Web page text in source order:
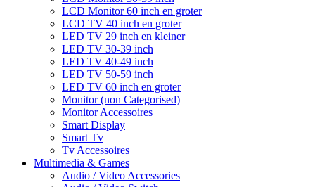
LCD Monitor 60 inch en groter
LCD TV 40 inch en groter
LED TV 29 inch en kleiner
LED TV 30-39 inch
LED TV 40-49 inch
LED TV 50-59 inch
LED TV 60 inch en groter
Monitor (non Categorised)
Monitor Accessoires
Smart Display
Smart Tv
Tv Accessoires
Multimedia & Games
Audio / Video Accessories